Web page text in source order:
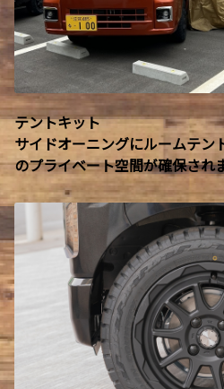
テントキット
サイドオーニングにルームテン
のプライベート空間が確保され